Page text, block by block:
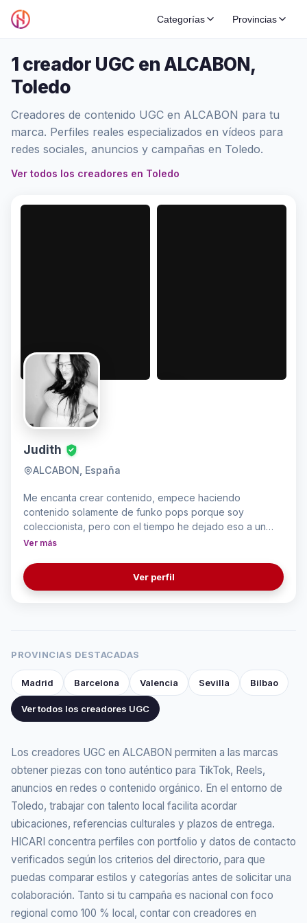
Categorías Provincias
1 creador UGC en ALCABON,
Toledo
Creadores de contenido UGC en ALCABON para tu
marca. Perfiles reales especializados en vídeos para
redes sociales, anuncios y campañas en Toledo.
Ver todos los creadores en Toledo
Judith
ALCABON, España
Me encanta crear contenido, empece haciendo
contenido solamente de funko pops porque soy
coleccionista, pero con el tiempo he dejado eso a un
ladito y he hecho contenido sobre viajes, grwm,
conmigo, un poco de todo la verdad, me gusta mucho
hacer videos y editarlos y todo lo que conlleva.
Ver más
Ver perfil
PROVINCIAS DESTACADAS
Madrid Barcelona Valencia Sevilla Bilbao
Ver todos los creadores UGC
Los creadores UGC en ALCABON permiten a las marcas
obtener piezas con tono auténtico para TikTok, Reels,
anuncios en redes o contenido orgánico. En el entorno de
Toledo, trabajar con talento local facilita acordar
ubicaciones, referencias culturales y plazos de entrega.
HICARI concentra perfiles con portfolio y datos de contacto
verificados según los criterios del directorio, para que
puedas comparar estilos y categorías antes de solicitar una
colaboración. Tanto si tu campaña es nacional con foco
regional como 100 % local, contar con creadores en